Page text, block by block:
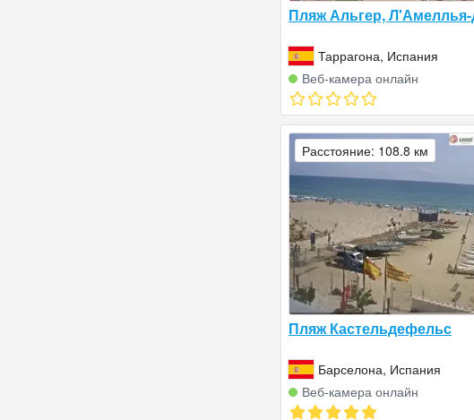
Пляж Альгер,
Таррагона, Испания
Веб‑камера онлайн
Пляж Кастельдефельс
Барселона, Испания
Веб‑камера онлайн
Расстояние: 108.8 км